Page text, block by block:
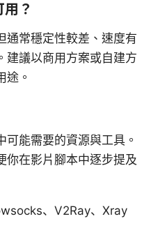
？
通常穩定性較差、速度有
建議以商用方案或自建方
途。
能需要的資源與工具。
你在影片腳本中逐步提及
、V2Ray、Xray